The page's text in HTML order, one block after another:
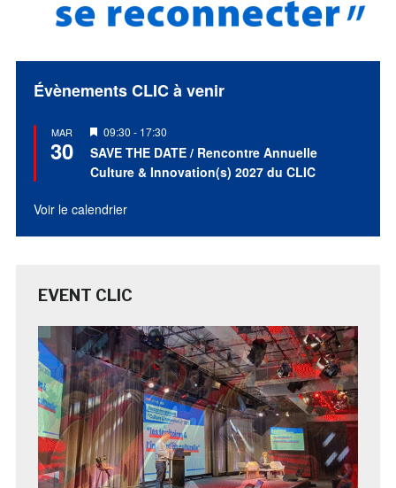
Évènements CLIC à venir
MAR
30
Mis
en
avant
09:30 - 17:30
SAVE THE DATE / Rencontre Annuelle
Culture & Innovation(s) 2027 du CLIC
Voir le calendrier
EVENT CLIC